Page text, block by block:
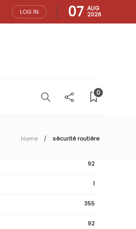
LOG IN 07 AUG
2026
0
Home sécurité routière
92
1
355
92